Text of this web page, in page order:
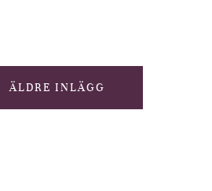
ÄLDRE INLÄGG